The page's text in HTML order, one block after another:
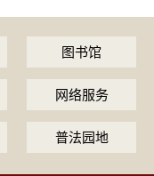
图书馆
网络服务
普法园地